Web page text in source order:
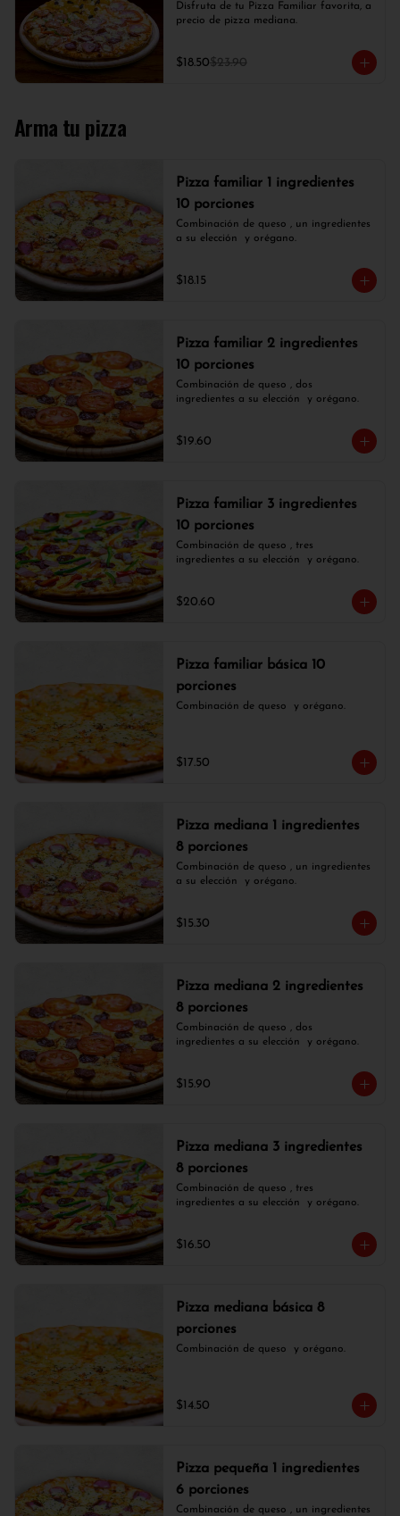
Disfruta de tu Pizza Familiar favorita, a
precio de pizza mediana.
$18.50$23.90
Arma tu pizza
Pizza familiar 1 ingredientes
10 porciones
Combinación de queso , un ingredientes
a su elección  y orégano.
$18.15
Pizza familiar 2 ingredientes
10 porciones
Combinación de queso , dos
ingredientes a su elección  y orégano.
$19.60
Pizza familiar 3 ingredientes
10 porciones
Combinación de queso , tres
ingredientes a su elección  y orégano.
$20.60
Pizza familiar básica 10
porciones
Combinación de queso  y orégano.
$17.50
Pizza mediana 1 ingredientes
8 porciones
Combinación de queso , un ingredientes
a su elección  y orégano.
$15.30
Pizza mediana 2 ingredientes
8 porciones
Combinación de queso , dos
ingredientes a su elección  y orégano.
$15.90
Pizza mediana 3 ingredientes
8 porciones
Combinación de queso , tres
ingredientes a su elección  y orégano.
$16.50
Pizza mediana básica 8
porciones
Combinación de queso  y orégano.
$14.50
Pizza pequeña 1 ingredientes
6 porciones
Combinación de queso , un ingredientes